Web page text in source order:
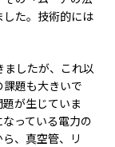
た。技術的には
したが、これ以
題も大きいで
が生じていま
っている電力の
、真空管、リ